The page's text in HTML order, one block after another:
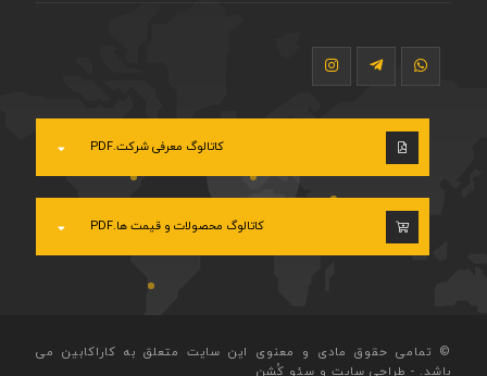
کاتالوگ معرفی شرکت.PDF
کاتالوگ محصولات و قیمت ها.PDF
© تمامی حقوق مادی و معنوی این سایت متعلق به کاراکابین می
باشد. - طراحی سایتو سئو کُشِن